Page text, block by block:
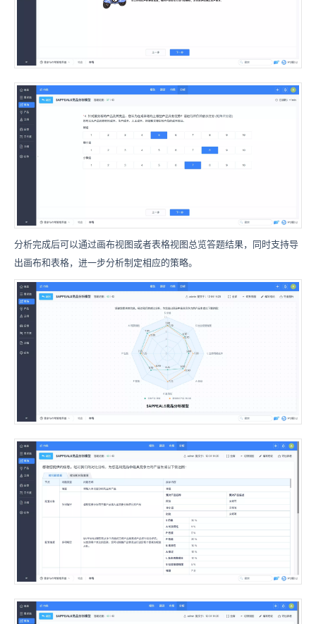
分析完成后可以通过画布视图或者表格视图总览答题结果，同时支持导
出画布和表格，进一步分析制定相应的策略。